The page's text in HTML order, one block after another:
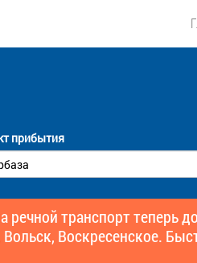
прибытия
транспорт теперь
Воскресенское.